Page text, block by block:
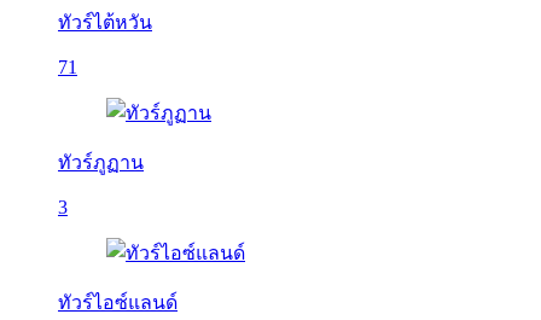
ทัวร์ไต้หวัน
71
ทัวร์ภูฏาน
3
ทัวร์ไอซ์แลนด์